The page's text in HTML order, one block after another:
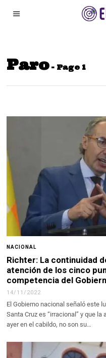
Paro- Page 1
NACIONAL
Richter: La continuidad
atención de los cinco
competencia del
14/11/2022
El Gobierno nacional señaló este
Santa Cruz es “irracional” y que
ayer en el cabildo, no son su…